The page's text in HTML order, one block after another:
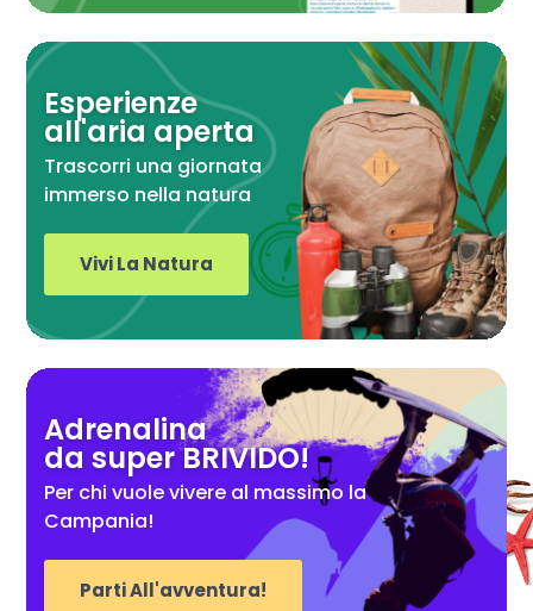
Esperienze
all'aria aperta
Trascorri una giornata
immerso nella natura
Vivi La Natura
Adrenalina
da super BRIVIDO!
Per chi vuole vivere al massimo la
Campania!
Parti All'avventura!